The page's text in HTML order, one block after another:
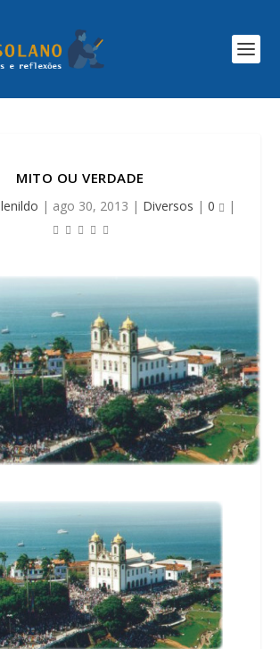
MITO OU VERDADE
lenildo | ago 30, 2013 | Diversos | 0 |